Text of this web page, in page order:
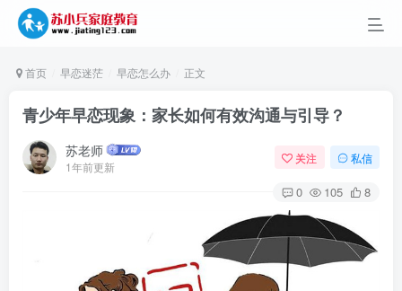
首页 早恋迷茫 早恋怎么办 正文
青少年早恋现象：家长如何有效沟通与引导？
苏老师
1年前更新
关注 私信
0 105 8